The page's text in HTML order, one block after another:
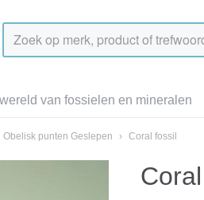
van fossielen en mineralen
Obelisk punten Geslepen › Coral fossil